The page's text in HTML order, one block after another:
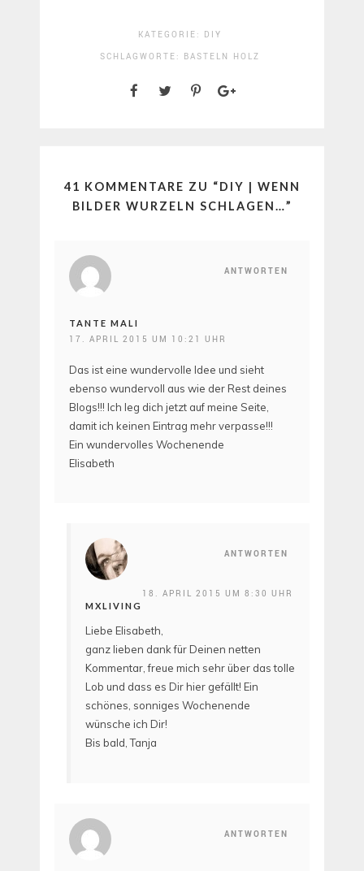
KATEGORIE: DIY
SCHLAGWORTE: BASTELN HOLZ
41 KOMMENTARE ZU “DIY | WENN
BILDER WURZELN SCHLAGEN…”
ANTWORTEN
TANTE MALI
17. APRIL 2015 UM 10:21 UHR
Das ist eine wundervolle Idee und sieht
ebenso wundervoll aus wie der Rest deines
Blogs!!! Ich leg dich jetzt auf meine Seite,
damit ich keinen Eintrag mehr verpasse!!!
Ein wundervolles Wochenende
Elisabeth
ANTWORTEN
MXLIVING
18. APRIL 2015 UM 8:30 UHR
Liebe Elisabeth,
ganz lieben dank für Deinen netten
Kommentar, freue mich sehr über das tolle
Lob und dass es Dir hier gefällt! Ein
schönes, sonniges Wochenende
wünsche ich Dir!
Bis bald, Tanja
ANTWORTEN